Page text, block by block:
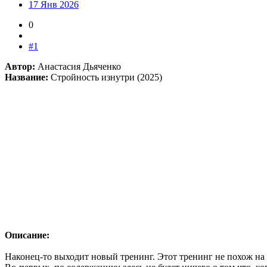
17 Янв 2026
0
#1
Автор: Анастасия Дьяченко
Название: Стройность изнутри (2025)
Описание:
Наконец-то выходит новый тренинг. Этот тренинг не похож